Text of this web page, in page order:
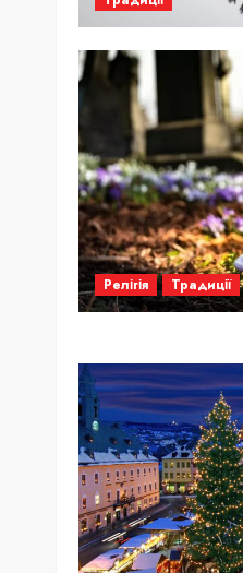
Релігія Традиції